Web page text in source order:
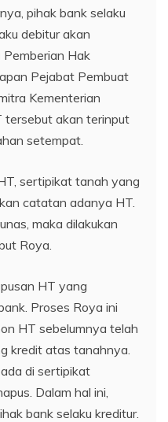
pihak bank selaku
debitur akan
Hak
Pejabat Pembuat
Kementerian
tersebut akan terinput
setempat.
sertipikat tanah yang
catatan adanya HT.
maka dilakukan
Roya.
HT yang
Proses Roya ini
HT sebelumnya telah
kredit atas tanahnya.
di sertipikat
Dalam hal ini,
bank selaku kreditur.